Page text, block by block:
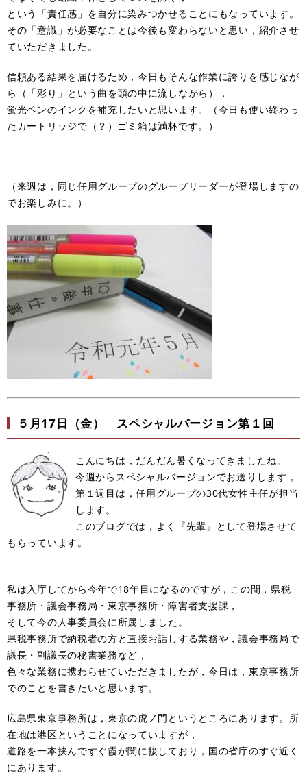
という「責任感」を自分に染みつかせることにもなっています。
その「意識」が必要なことは今後も変わらないと思い，紹介させ
ていただきました。
信頼ある結果を届けるため，今日もそんな作業に誇りを感じなが
ら（「彩り」という曲を頭の中に流しながら），
蛍光ペンのインクを補充したいと思います。（今日も使い終わっ
たカートリッジで（？）ゴミ箱は満杯です。）
（来週は，同じ任用グループのグループリーダーが登場しますの
でお楽しみに。）
５月17日（金） スペシャルバージョン第１回
こんにちは，だんだん暑くなってきましたね。
今週からスペシャルバージョンでお送りします，
第１週目は，任用グループの30代女性主任が担当
します。
このブログでは，よく『先輩』として登場させて
もらっています。
私は入庁してから今年で18年目になるのですが，この間，県税
事務所・議会事務局・東京事務所・障害者支援課，
そして今の人事委員会に所属しました。
県税事務所で納税者の方と直接お話しする業務や，議会事務局で
議長・副議長の秘書業務など，
色々な業務に携わらせていただきましたが，今日は，東京事務所
でのことを書きたいと思います。
広島県東京事務所は，東京の虎ノ門というところにあります。所
在地は港区ということになっていますが，
道路を一本挟んですぐ霞が関に接しており，国の省庁のすぐ近く
にあります。